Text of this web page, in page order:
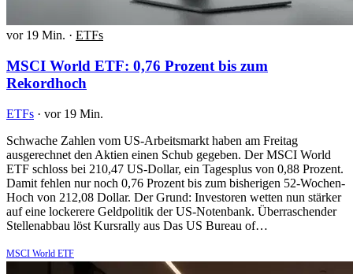
vor 19 Min. · ETFs
MSCI World ETF: 0,76 Prozent bis zum
Rekordhoch
ETFs · vor 19 Min.
Schwache Zahlen vom US-Arbeitsmarkt haben am Freitag
ausgerechnet den Aktien einen Schub gegeben. Der MSCI World
ETF schloss bei 210,47 US-Dollar, ein Tagesplus von 0,88 Prozent.
Damit fehlen nur noch 0,76 Prozent bis zum bisherigen 52-Wochen-
Hoch von 212,08 Dollar. Der Grund: Investoren wetten nun stärker
auf eine lockerere Geldpolitik der US-Notenbank. Überraschender
Stellenabbau löst Kursrally aus Das US Bureau of…
MSCI World ETF